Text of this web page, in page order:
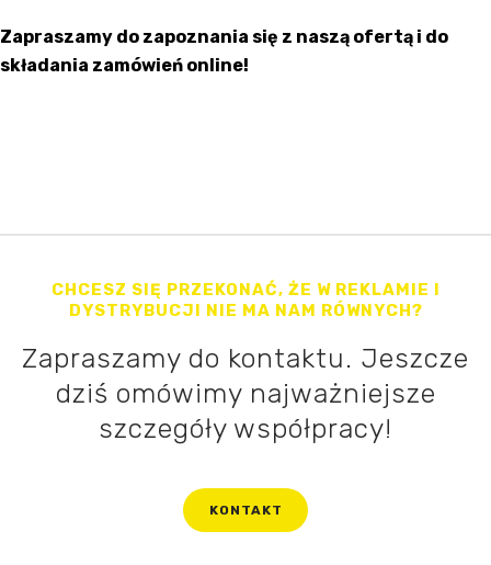
Zapraszamy do zapoznania się z naszą ofertą i do
składania zamówień online!
CHCESZ SIĘ PRZEKONAĆ, ŻE W REKLAMIE I
DYSTRYBUCJI NIE MA NAM RÓWNYCH?
Zapraszamy do kontaktu. Jeszcze
dziś omówimy najważniejsze
szczegóły współpracy!
KONTAKT